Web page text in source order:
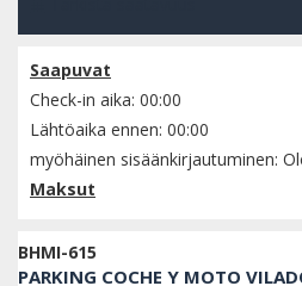
Saapuvat
Check-in aika: 00:00
Lähtöaika ennen: 00:00
myöhäinen sisäänkirjautuminen:
Maksut
BHMI-615
PARKING COCHE Y MOTO